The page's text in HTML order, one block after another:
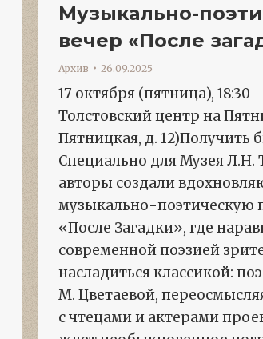
Музыкально-
вечер «После
Архив 26.09.2025
17 октября (пятница), 18:30
Толстовский центр на
Пятницкая, д. 12)Получить
Специально для Музея Л.Н.
авторы создали
музыкально-поэтическую
«После Загадки», где
современной поэзией
насладиться классикой:
М. Цветаевой,
с чтецами и актерами